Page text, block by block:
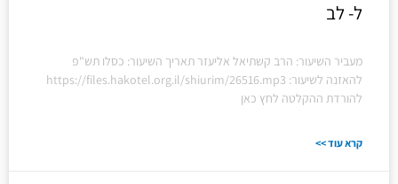
ל- לב
מעביר השיעור: הרב קשתיאל אליעזר תאריך השיעור: כסלו תש"פ
להאזנה לשיעור: https://files.hakotel.org.il/shiurim/26516.mp3
להורדת ההקלטה לחץ כאן
קרא עוד >>